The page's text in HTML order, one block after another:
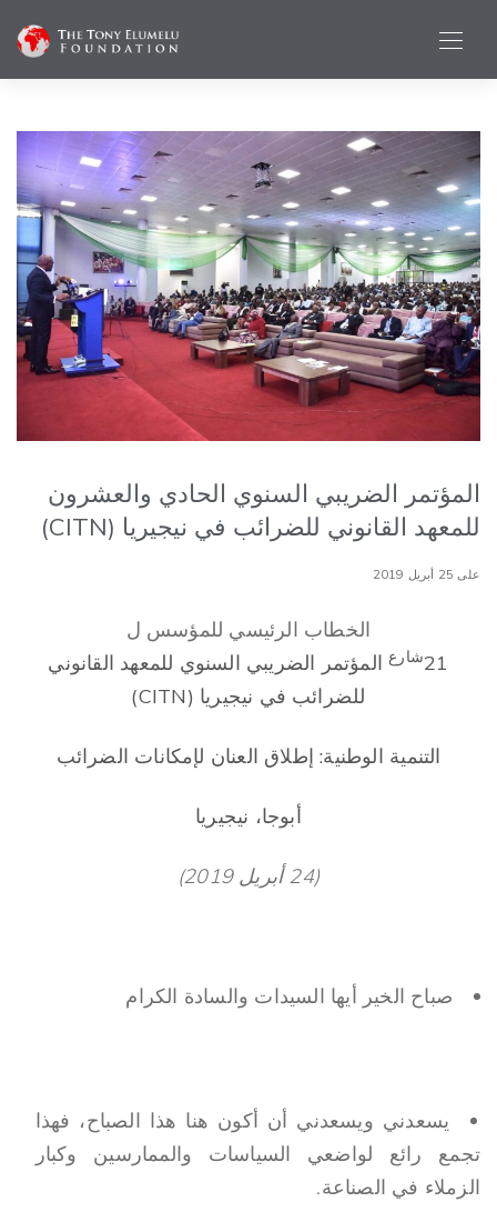
المؤتمر الضريبي السنوي الحادي والعشرون
للمعهد القانوني للضرائب في نيجيريا (CITN)
على 25 أبريل 2019
الخطاب الرئيسي للمؤسس ل
21شارعالمؤتمر الضريبي السنوي للمعهد القانوني
للضرائب في نيجيريا (CITN)
التنمية الوطنية: إطلاق العنان لإمكانات الضرائب
أبوجا، نيجيريا
(24 أبريل 2019)
صباح الخير أيها السيدات والسادة الكرام
يسعدني ويسعدني أن أكون هنا هذا الصباح، فهذا
تجمع رائع لواضعي السياسات والممارسين وكبار
الزملاء في الصناعة.